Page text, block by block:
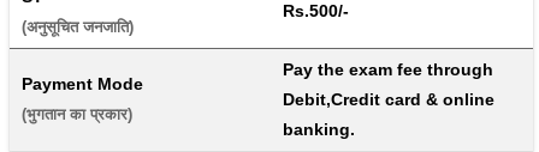
(अनुसूचित जनजाति)
Rs.500/-
Payment Mode
(भुगतान का प्रकार)
Pay the exam fee through
Debit,Credit card & online
banking.